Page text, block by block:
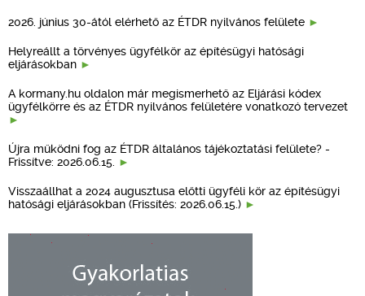
2026. június 30-ától elérhető az ÉTDR nyilvános felülete
Helyreállt a törvényes ügyfélkör az építésügyi hatósági
eljárásokban
A kormany.hu oldalon már megismerhető az Eljárási kódex
ügyfélkörre és az ÉTDR nyilvános felületére vonatkozó tervezet
Újra működni fog az ÉTDR általános tájékoztatási felülete? -
Frissítve: 2026.06.15.
Visszaállhat a 2024 augusztusa előtti ügyféli kör az építésügyi
hatósági eljárásokban (Frissítés: 2026.06.15.)